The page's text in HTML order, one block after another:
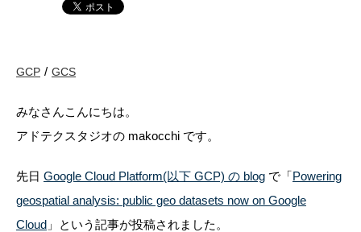
GCP GCS
みなさんこんにちは。
アドテクスタジオの makocchi です。
先日 Google Cloud Platform(以下 GCP) の blog で「Powering
geospatial analysis: public geo datasets now on Google
Cloud 」という記事が投稿されました。